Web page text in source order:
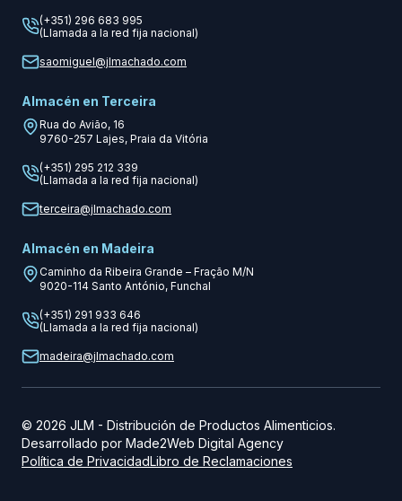
(+351) 296 683 995
(Llamada a la red fija nacional)
saomiguel@jlmachado.com
Almacén en Terceira
Rua do Avião, 16
9760-257 Lajes, Praia da Vitória
(+351) 295 212 339
(Llamada a la red fija nacional)
terceira@jlmachado.com
Almacén en Madeira
Caminho da Ribeira Grande – Fração M/N
9020-114 Santo António, Funchal
(+351) 291 933 646
(Llamada a la red fija nacional)
madeira@jlmachado.com
© 2026 JLM - Distribución de Productos Alimenticios.
Desarrollado por Made2Web Digital Agency
Política de PrivacidadLibro de Reclamaciones